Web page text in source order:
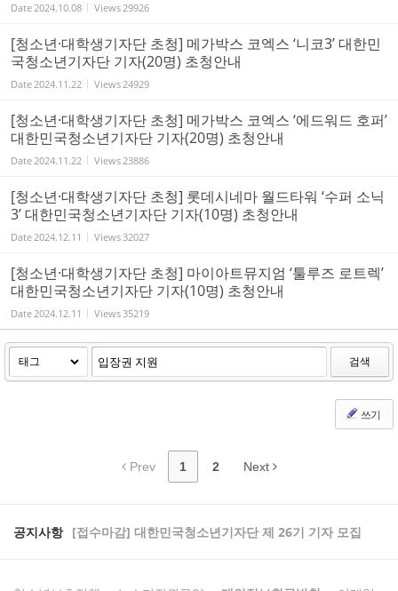
Date2024.10.08 Views29926
[청소년·대학생기자단 초청] 메가박스 코엑스 ‘니코3’ 대한민
국청소년기자단 기자(20명) 초청안내
Date2024.11.22 Views24929
[청소년·대학생기자단 초청] 메가박스 코엑스 ‘에드워드 호퍼’
대한민국청소년기자단 기자(20명) 초청안내
Date2024.11.22 Views23886
[청소년·대학생기자단 초청] 롯데시네마 월드타워 ‘수퍼 소닉
3’ 대한민국청소년기자단 기자(10명) 초청안내
Date2024.12.11 Views32027
[청소년·대학생기자단 초청] 마이아트뮤지엄 ‘툴루즈 로트렉’
대한민국청소년기자단 기자(10명) 초청안내
Date2024.12.11 Views35219
검색
쓰기
Prev 1 2 Next
공지사항 [접수마감] 대한민국청소년기자단 제 26기 기자 모집